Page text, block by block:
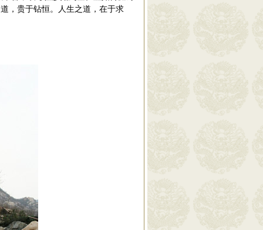
，贵于钻恒。人生之道，在于求